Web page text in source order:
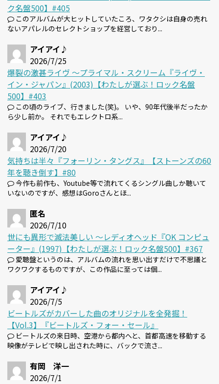
ク名盤500】#405
このアルバムが大ヒットしていたころ、ワタクシは自身の売れ
ないアパレルのセレクトショップを経営しており...
アイアイ♪
2026/7/25
爆裂の激甚ライヴ 〜プライマル・スクリーム『ライヴ・
イン・ジャパン』(2003)【わたしが選ぶ！ロック名盤
500】#403
この頃のライブ、行きました(笑)。 いや、90年代後半だったか
ら少し前か。 それでもエレクトロ系...
アイアイ♪
2026/7/20
気持ちは半々『フォーリン・タングス』【ストーンズの60
年を聴き倒す】#80
今作も前作も、Youtube等で流れてくるシングル曲しか聴いて
いないのですが、感想はGoroさんとほ...
匿名
2026/7/10
世にも異形で滅法美しい 〜レディオヘッド『OK コンピュ
ーター』(1997)【わたしが選ぶ！ロック名盤500】#367
愛聴盤というのは、アルバムの流れを思い出すだけで不思議と
ワクワクするものですが、この作品に至っては個...
アイアイ♪
2026/7/5
ビートルズがカバーした曲のオリジナルを全発掘！
【Vol.3】『ビートルズ・フォー・セール』
ビートルズの来日時、空港から都内へと、首都高速を移動する
映像がテレビで映し出された時に、バックで流さ...
有岡 洋一
2026/7/1